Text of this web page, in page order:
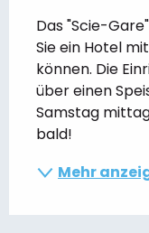
Das "Scie-
Sie ein Hotel
können. Die
über einen
Samstag
bald!
Mehr